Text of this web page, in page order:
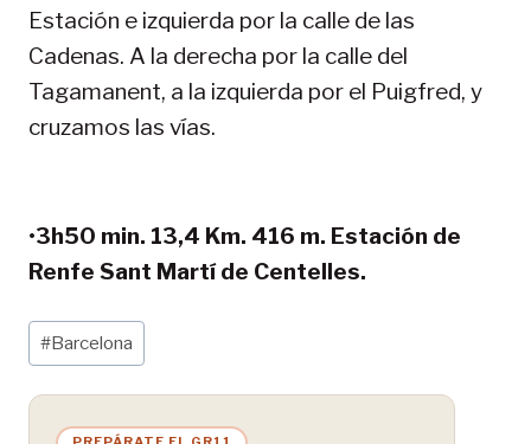
Estación e izquierda por la calle de las
Cadenas. A la derecha por la calle del
Tagamanent, a la izquierda por el Puigfred, y
cruzamos las vías.
•3h50 min. 13,4 Km. 416 m. Estación de
Renfe Sant Martí de Centelles.
Etiquetas
de
la
entrada:
#Barcelona